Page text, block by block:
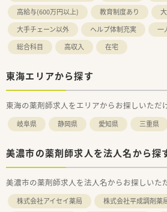
高給与(600万円以上)
教育制度あり
大手チェーン以外
ヘルプ体制充実 一
総合科目
高収入 在宅
東海エリアから探す
東海の薬剤師求人をエリアからお探しいただ
岐阜県 静岡県 愛知県 三重県
美濃市の薬剤師求人を法人名から探
美濃市の薬剤師求人を法人名からお探しいた
株式会社アイセイ薬局 株式会社平成調剤薬